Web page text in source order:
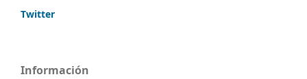
Twitter
Información